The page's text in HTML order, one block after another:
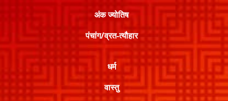
अंक ज्योतिष
पंचांग/व्रत-त्यौहार
धर्म
वास्तु